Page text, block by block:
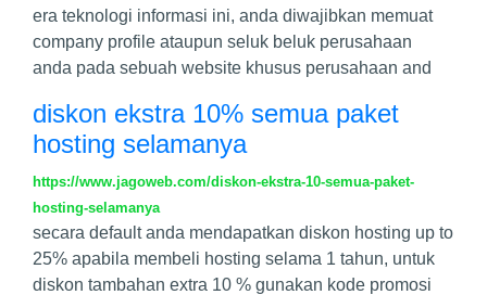
era teknologi informasi ini, anda diwajibkan memuat
company profile ataupun seluk beluk perusahaan
anda pada sebuah website khusus perusahaan and
diskon ekstra 10% semua paket
hosting selamanya
https://www.jagoweb.com/diskon-ekstra-10-semua-paket-
hosting-selamanya
secara default anda mendapatkan diskon hosting up to
25% apabila membeli hosting selama 1 tahun, untuk
diskon tambahan extra 10 % gunakan kode promosi